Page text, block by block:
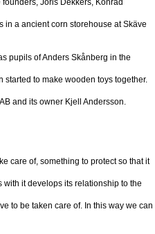
Joris Dekkers, Konrad
in a ancient corn storehouse at Skäve
pupils of Anders Skånberg in the
started to make wooden toys together.
and its owner Kjell Andersson.
care of, something to protect so that it
with it develops its relationship to the
to be taken care of. In this way we can